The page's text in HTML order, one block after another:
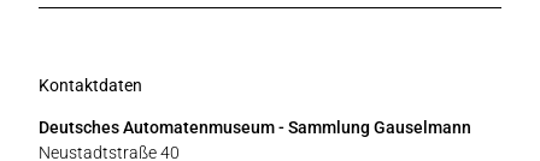
Kontaktdaten
Deutsches Automatenmuseum - Sammlung Gauselmann
Neustadtstraße 40